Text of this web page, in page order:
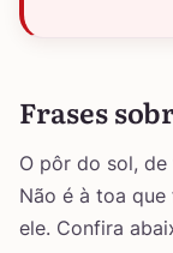
Frases
O pôr do sol,
Não é à toa
ele. Confira